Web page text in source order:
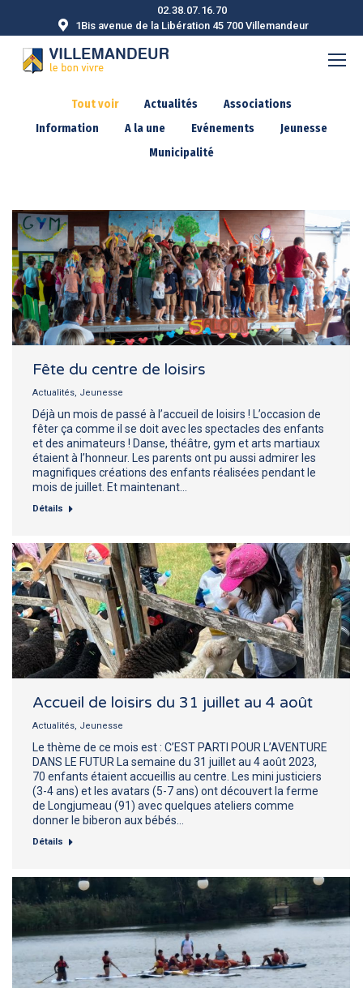
02.38.07.16.70
1Bis avenue de la Libération 45 700 Villemandeur
Tout voir Actualités
Associations
Information
A la une Evénements
Jeunesse
Municipalité
Fête du centre de loisirs
Actualités, Jeunesse
Déjà un mois de passé à l’accueil de loisirs ! L’occasion de
fêter ça comme il se doit avec les spectacles des enfants
et des animateurs ! Danse, théâtre, gym et arts martiaux
étaient à l’honneur. Les parents ont pu aussi admirer les
magnifiques créations des enfants réalisées pendant le
mois de juillet. Et maintenant…
Détails
Accueil de loisirs du 31 juillet au 4 août
Actualités, Jeunesse
Le thème de ce mois est : C’EST PARTI POUR L’AVENTURE
DANS LE FUTUR La semaine du 31 juillet au 4 août 2023,
70 enfants étaient accueillis au centre. Les mini justiciers
(3-4 ans) et les avatars (5-7 ans) ont découvert la ferme
de Longjumeau (91) avec quelques ateliers comme
donner le biberon aux bébés…
Détails